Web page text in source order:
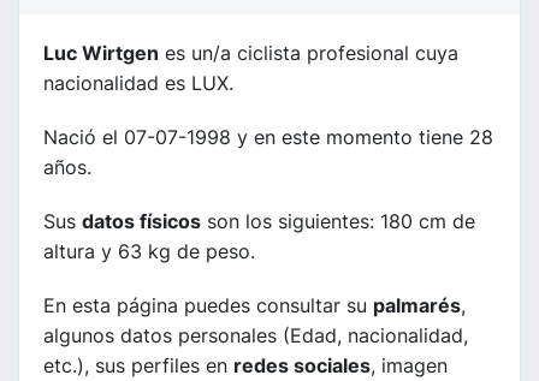
Luc Wirtgen es un/a ciclista profesional cuya
nacionalidad es LUX.
Nació el 07-07-1998 y en este momento tiene 28
años.
Sus datos físicos son los siguientes: 180 cm de
altura y 63 kg de peso.
En esta página puedes consultar su palmarés,
algunos datos personales (Edad, nacionalidad,
etc.), sus perfiles en redes sociales, imagen